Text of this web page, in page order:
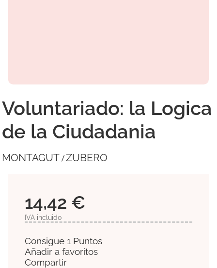
Voluntariado: la Logica
de la Ciudadania
MONTAGUT/ZUBERO
14,42 €
IVA incluido
Consigue 1 Puntos
Añadir a favoritos
Compartir